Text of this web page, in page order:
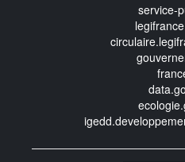
service-